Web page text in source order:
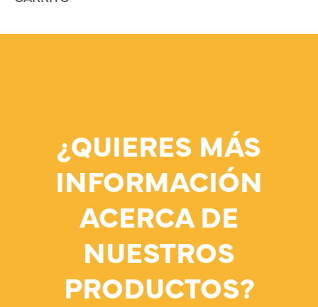
¿QUIERES MÁS
INFORMACIÓN
ACERCA DE
NUESTROS
PRODUCTOS?